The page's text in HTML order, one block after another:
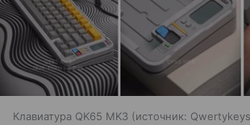
Клавиатура QK65 MK3 источник: Qwertykeys